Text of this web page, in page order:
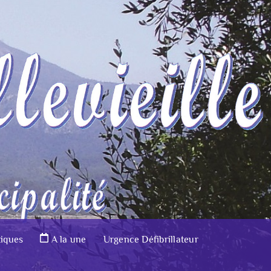
A la une Urgence Défibrillateur